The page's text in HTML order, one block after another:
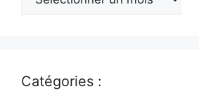
Catégories :